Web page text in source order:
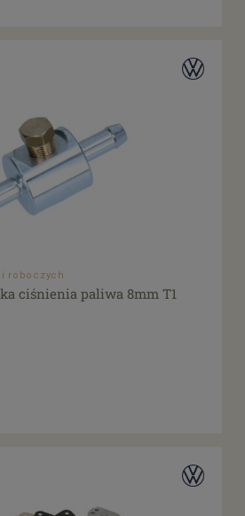
roboczych
ciśnienia paliwa 8mm T1